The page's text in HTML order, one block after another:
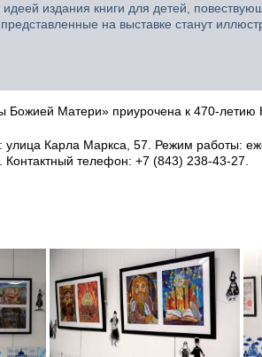
издания книги для детей,
на выставке станут
Божией Матери» приурочена к 470-летию
улица Карла Маркса, 57. Режим работы:
телефон: +7 (843) 238-43-27.